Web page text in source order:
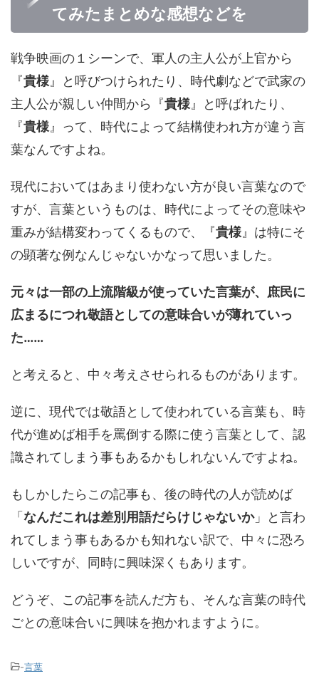
てみたまとめな感想などを
戦争映画の１シーンで、軍人の主人公が上官から
『貴様 』と呼びつけられたり、時代劇などで武家の
主人公が親しい仲間から『貴様 』と呼ばれたり、
『貴様 』って、時代によって結構使われ方が違う言
葉なんですよね。
現代においてはあまり使わない方が良い言葉なので
すが、言葉というものは、時代によってその意味や
重みが結構変わってくるもので、『貴様 』は特にそ
の顕著な例なんじゃないかなって思いました。
元々は一部の上流階級が使っていた言葉が、庶民に
広まるにつれ敬語としての意味合いが薄れていっ
た……
と考えると、中々考えさせられるものがあります。
逆に、現代では敬語として使われている言葉も、時
代が進めば相手を罵倒する際に使う言葉として、認
識されてしまう事もあるかもしれないんですよね。
もしかしたらこの記事も、後の時代の人が読めば
「 なんだこれは差別用語だらけじゃないか」と言わ
れてしまう事もあるかも知れない訳で、中々に恐ろ
しいですが、同時に興味深くもあります。
どうぞ、この記事を読んだ方も、そんな言葉の時代
ごとの意味合いに興味を抱かれますように。
-言葉